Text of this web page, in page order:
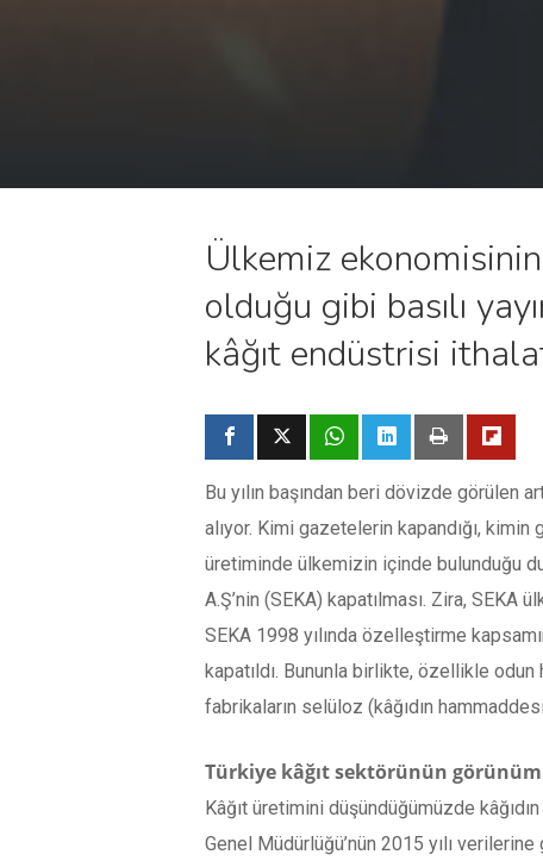
Ülkemiz
olduğu gibi basılı
kâğıt endüstrisi
Bu yılın başından beri dövizde görülen
alıyor. Kimi gazetelerin kapandığı,
üretiminde ülkemizin içinde bulunduğu
A.Ş’nin (SEKA) kapatılması. Zira, SEKA
SEKA 1998 yılında özelleştirme
kapatıldı. Bununla birlikte, özellikle
fabrikaların selüloz (kâğıdın
Türkiye kâğıt sektörünün
Kâğıt üretimini düşündüğümüzde
Genel Müdürlüğü’nün 2015 yılı